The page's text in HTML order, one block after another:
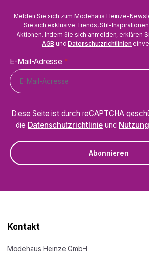
Melden Sie sich zum Modehaus Heinze-
Sie sich exklusive Trends, Stil-
Aktionen. Indem Sie sich anmelden, erklären
AGB und Datenschutzrichtlinien
E-Mail-Adresse *
Diese Seite ist durch reCAPTCHA
die Datenschutzrichtlinie und
Abonnieren
Kontakt
Modehaus Heinze GmbH